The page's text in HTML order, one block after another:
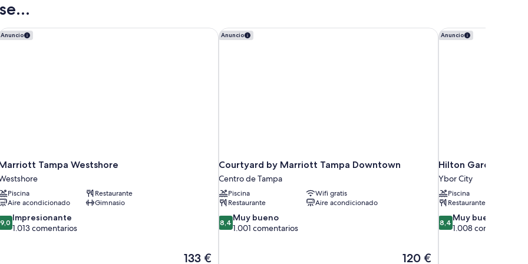
la
ciudad
Anuncio
Tampa Westshore
Piscina
Restaurante
Aire acondicionado
Gimnasio
9,0 Impresionante
1.013 comentarios
El
133 €
Tampa Westshore Anuncio
Courtyard by Marriott Tampa Downtown
Centro de Tampa
Piscina
Wifi gratis
Restaurante
Aire acondicionado
8.4
sobre
8,4Muy bueno
1.001 comentarios
El
120 €
Courtyard by Marriott Tampa Downtown Anuncio
Hilton Garden Inn
Ybor City
Piscina
Restaurante
8.4
sobre
8,4Muy bueno
1.008 comentarios
Hilton Garden Inn